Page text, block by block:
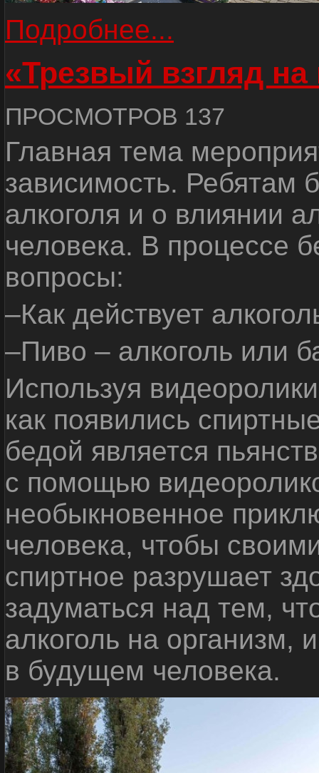
Подробнее...
«Трезвый взгляд на
ПРОСМОТРОВ 137
Главная тема
зависимость. Ребятам
алкоголя и о влиянии
человека. В процессе
вопросы:
–Как действует
–Пиво – алкоголь или
Используя
как появились
бедой является
с помощью
необыкновенное
человека, чтобы
спиртное разрушает
задуматься над тем,
алкоголь на организм,
в будущем человека.